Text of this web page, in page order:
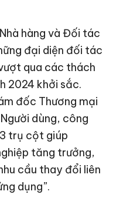
hàng và Đối tác
đại diện đối tác
qua các thách
2024 khởi sắc.
đốc Thương mại
dùng, công
trụ cột giúp
tăng trưởng,
cầu thay đổi liên
dụng”.